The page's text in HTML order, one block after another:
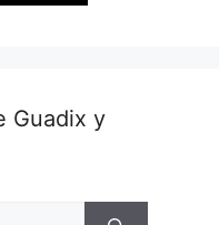
Guadix y